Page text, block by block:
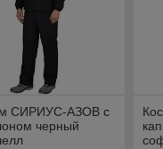
СИРИУС-АЗОВ с
черный